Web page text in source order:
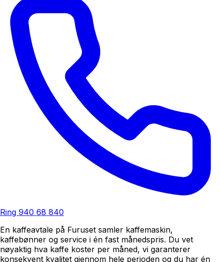
Ring 940 68 840
En kaffeavtale på Furuset samler kaffemaskin,
kaffebønner og service i én fast månedspris. Du vet
nøyaktig hva kaffe koster per måned, vi garanterer
konsekvent kvalitet gjennom hele perioden og du har én